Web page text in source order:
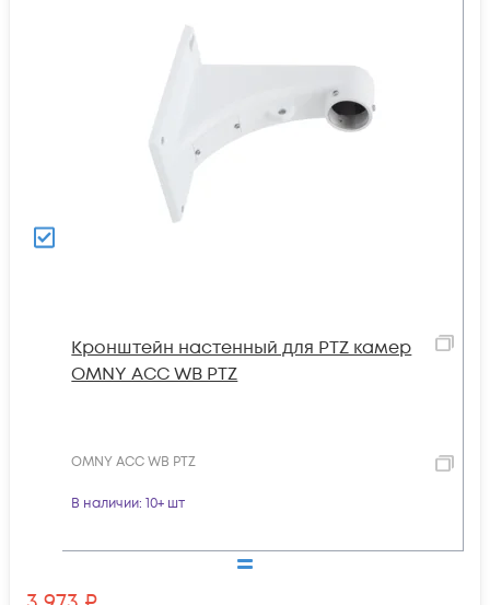
Кронштейн настенный для PTZ камер
OMNY ACC WB PTZ
OMNY ACC WB PTZ
В наличии: 10+ шт